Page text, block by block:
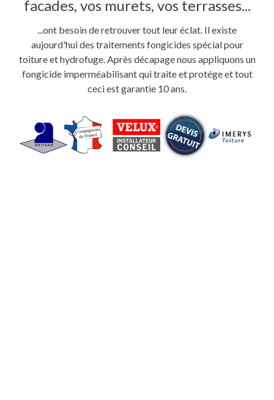
facades, vos murets, vos terrasses...
...ont besoin de retrouver tout leur éclat. Il existe
aujourd'hui des traitements fongicides spécial pour
toiture et hydrofuge. Après décapage nous appliquons un
fongicide imperméabilisant qui traite et protége et tout
ceci est garantie 10 ans.